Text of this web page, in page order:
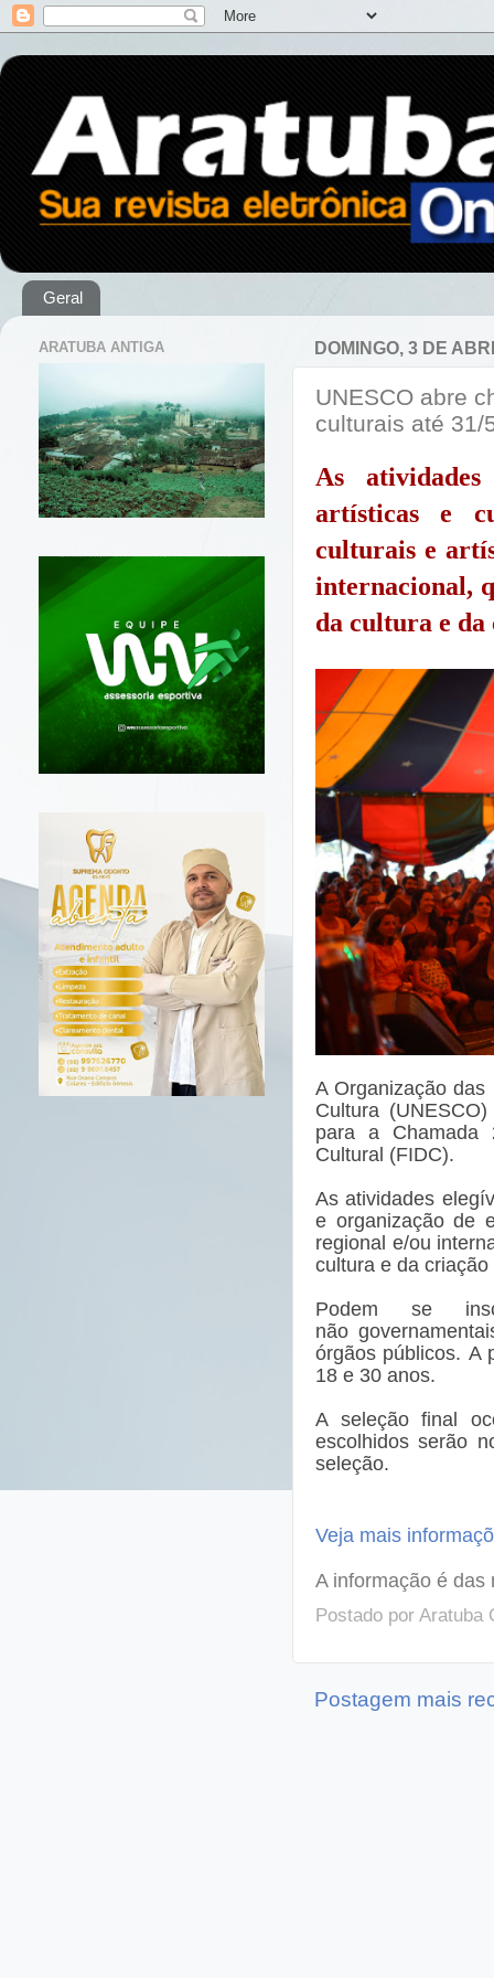
Geral
DOMINGO, 3 DE
UNESCO abre
culturais até 31/
As
artísticas e
culturais e
internacional,
da cultura e
A Organização
Cultura
para a Chamada
Cultural (FIDC).
As atividades
e organização de
regional e/ou
cultura e da
Podem se
não
órgãos públicos. A
18 e 30 anos.
A seleção final
escolhidos serão
seleção.
Veja mais
A informação é das
Postado por Aratuba
Postagem mais
ARATUBA ANTIGA